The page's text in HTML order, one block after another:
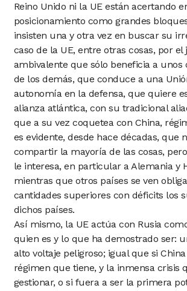
Reino Unido ni la UE están acertando
posicionamiento como grandes
insisten una y otra vez en buscar su
caso de la UE, entre otras cosas, por el
ambivalente que sólo beneficia a unos
de los demás, que conduce a una
autonomía en la defensa, que quiere
alianza atlántica, con su tradicional
que a su vez coquetea con China,
es evidente, desde hace décadas, que
compartir la mayoría de las cosas,
le interesa, en particular a Alemania y
mientras que otros países se ven
cantidades superiores con déficits los
dichos países.
Así mismo, la UE actúa con Rusia
quien es y lo que ha demostrado ser:
alto voltaje peligroso; igual que si
régimen que tiene, y la inmensa crisis
gestionar, o si fuera a ser la primera